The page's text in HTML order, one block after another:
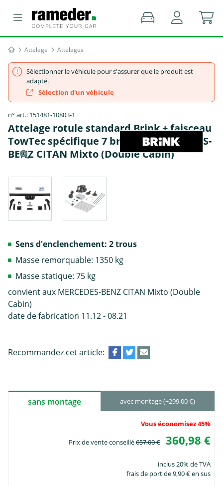
Attelage Attelages
Sélectionner le véhicule pour s'assurer que le produit est
adapté.
Sélection d'un véhicule
n° art.: 151481-10803-1
Attelage rotule standard Brink + faisceau
TowTec spécifique 7 broches - MERCEDES-
BENZ CITAN Mixto (Double Cabin)
Sens d'enclenchement: 2 trous
Masse remorquable: 1350 kg
Masse statique: 75 kg
convient aux MERCEDES-BENZ CITAN Mixto (Double
Cabin)
date de fabrication 11.12 - 08.21
Recommandez cet article:
sans montage avec montage (+299,00 €)
Vous économisez 45%
Prix de vente conseillé657,00 € 360,98 €
inclus 20% de TVA
frais de port de 9,90 € en sus